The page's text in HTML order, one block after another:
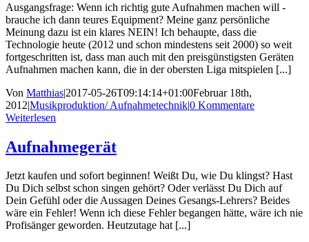
Ausgangsfrage: Wenn ich richtig gute Aufnahmen machen will -
brauche ich dann teures Equipment? Meine ganz persönliche
Meinung dazu ist ein klares NEIN! Ich behaupte, dass die
Technologie heute (2012 und schon mindestens seit 2000) so weit
fortgeschritten ist, dass man auch mit den preisgünstigsten Geräten
Aufnahmen machen kann, die in der obersten Liga mitspielen [...]
Von Matthias|2017-05-26T09:14:14+01:00Februar 18th,
2012|Musikproduktion/ Aufnahmetechnik|0 Kommentare
Weiterlesen
Aufnahmegerät
Jetzt kaufen und sofort beginnen! Weißt Du, wie Du klingst? Hast
Du Dich selbst schon singen gehört? Oder verlässt Du Dich auf
Dein Gefühl oder die Aussagen Deines Gesangs-Lehrers? Beides
wäre ein Fehler! Wenn ich diese Fehler begangen hätte, wäre ich nie
Profisänger geworden. Heutzutage hat [...]